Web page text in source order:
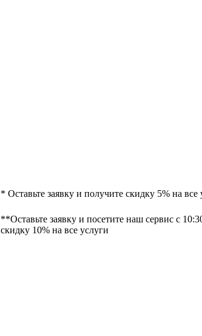
* Оставьте заявку и получите скидку 5% на все
**Оставьте заявку и посетите наш сервис с
скидку 10% на все услуги